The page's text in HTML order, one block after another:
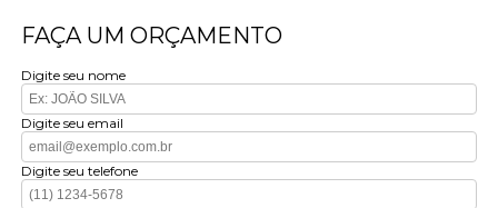
FAÇA UM ORÇAMENTO
Digite seu nome
Digite seu email
Digite seu telefone